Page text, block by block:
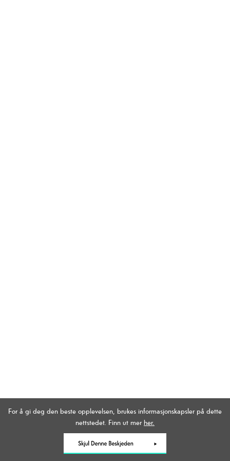
For å gi deg den beste opplevelsen, brukes informasjonskapsler på dette
nettstedet. Finn ut mer her.